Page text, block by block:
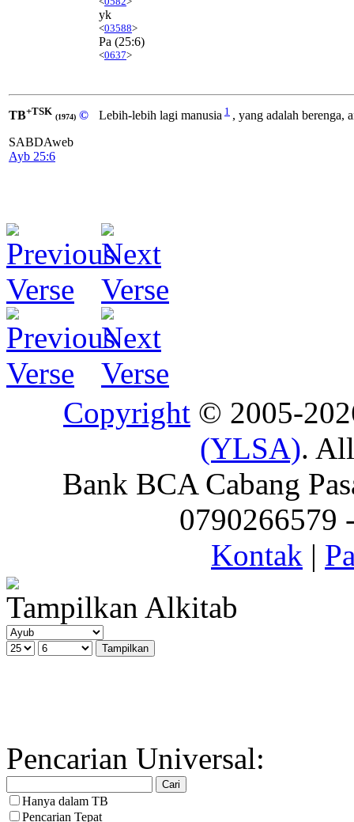
yk
<03588>
Pa (25:6)
<0637>
TB+TSK (1974) ©
SABDAweb
Ayb 25:6
Lebih-lebih lagi manusia 1 , yang adalah berenga,
Copyright © 2005-
(YLSA).
Bank BCA Cabang
0790266579
Kontak |
Tampilkan Alkitab
Pencarian Universal:
Hanya dalam TB
Pencarian Tepat